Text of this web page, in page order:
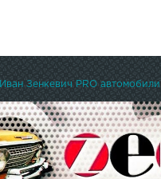
Иван Зенкевич PRO автомобили